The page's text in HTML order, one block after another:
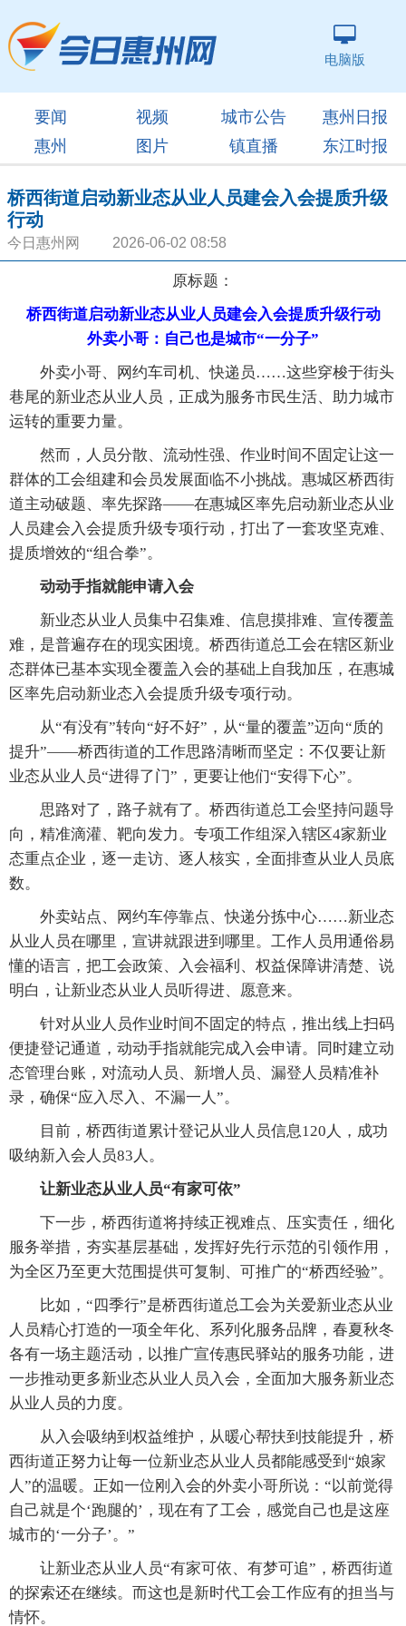
电脑版
要闻 视频 城市公告
惠州日报
惠州
图片 镇直播 东江时报
桥西街道启动新业态从业人员建会入会提质升级
行动
今日惠州网 2026-06-02 08:58
原标题：
桥西街道启动新业态从业人员建会入会提质升级行动
外卖小哥：自己也是城市“一分子”
外卖小哥、网约车司机、快递员……这些穿梭于街头
巷尾的新业态从业人员，正成为服务市民生活、助力城市
运转的重要力量。
然而，人员分散、流动性强、作业时间不固定让这一
群体的工会组建和会员发展面临不小挑战。惠城区桥西街
道主动破题、率先探路——在惠城区率先启动新业态从业
人员建会入会提质升级专项行动，打出了一套攻坚克难、
提质增效的“组合拳”。
动动手指就能申请入会
新业态从业人员集中召集难、信息摸排难、宣传覆盖
难，是普遍存在的现实困境。桥西街道总工会在辖区新业
态群体已基本实现全覆盖入会的基础上自我加压，在惠城
区率先启动新业态入会提质升级专项行动。
从“有没有”转向“好不好”，从“量的覆盖”迈向“质的
提升”——桥西街道的工作思路清晰而坚定：不仅要让新
业态从业人员“进得了门”，更要让他们“安得下心”。
思路对了，路子就有了。桥西街道总工会坚持问题导
向，精准滴灌、靶向发力。专项工作组深入辖区4家新业
态重点企业，逐一走访、逐人核实，全面排查从业人员底
数。
外卖站点、网约车停靠点、快递分拣中心……新业态
从业人员在哪里，宣讲就跟进到哪里。工作人员用通俗易
懂的语言，把工会政策、入会福利、权益保障讲清楚、说
明白，让新业态从业人员听得进、愿意来。
针对从业人员作业时间不固定的特点，推出线上扫码
便捷登记通道，动动手指就能完成入会申请。同时建立动
态管理台账，对流动人员、新增人员、漏登人员精准补
录，确保“应入尽入、不漏一人”。
目前，桥西街道累计登记从业人员信息120人，成功
吸纳新入会人员83人。
让新业态从业人员“有家可依”
下一步，桥西街道将持续正视难点、压实责任，细化
服务举措，夯实基层基础，发挥好先行示范的引领作用，
为全区乃至更大范围提供可复制、可推广的“桥西经验”。
比如，“四季行”是桥西街道总工会为关爱新业态从业
人员精心打造的一项全年化、系列化服务品牌，春夏秋冬
各有一场主题活动，以推广宣传惠民驿站的服务功能，进
一步推动更多新业态从业人员入会，全面加大服务新业态
从业人员的力度。
从入会吸纳到权益维护，从暖心帮扶到技能提升，桥
西街道正努力让每一位新业态从业人员都能感受到“娘家
人”的温暖。正如一位刚入会的外卖小哥所说：“以前觉得
自己就是个‘跑腿的’，现在有了工会，感觉自己也是这座
城市的‘一分子’。”
让新业态从业人员“有家可依、有梦可追”，桥西街道
的探索还在继续。而这也是新时代工会工作应有的担当与
情怀。